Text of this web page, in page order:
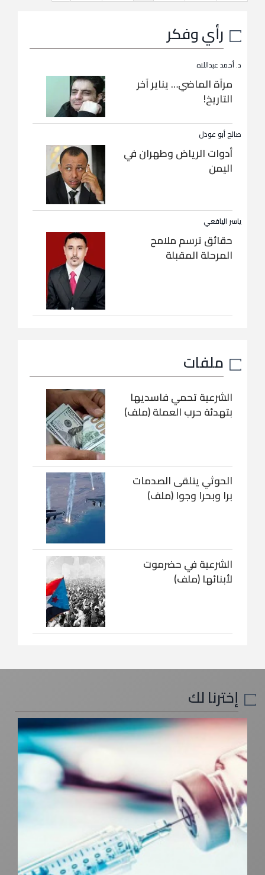
رأي وفكر
د. أحمد عبداللاه
مرآة الماضي… يناير آخر
التاريخ!
صالح أبو عوذل
أدوات الرياض وطهران في
اليمن
ياسر اليافعي
حقائق ترسم ملامح
المرحلة المقبلة
ملفات
الشرعية تحمي فاسديها
بتهدئة حرب العملة (ملف)
الحوثي يتلقى الصدمات
برا وبحرا وجوا (ملف)
الشرعية في حضرموت
لأبنائها (ملف)
إخترنا لك